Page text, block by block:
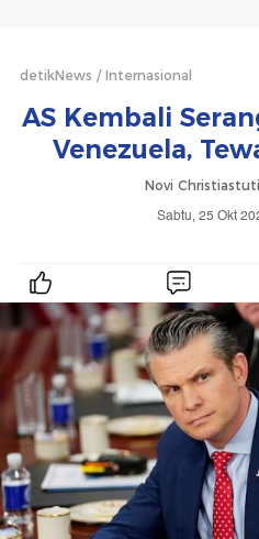
detikNews Internasional
AS Kembali
Venezuela,
Novi
Sabtu, 25 Okt